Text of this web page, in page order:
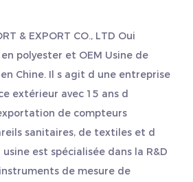
& EXPORT CO., LTD Oui
polyester et OEM Usine de
en Chine. Il s agit d une entreprise
extérieur avec 15 ans d
de compteurs
sanitaires, de textiles et d
est spécialisée dans la R&D
de mesure de